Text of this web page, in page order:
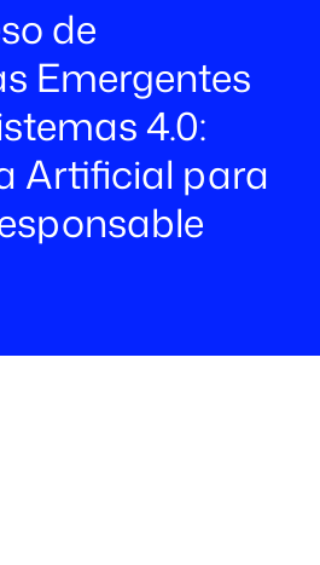
de
Emergentes
4.0:
Artificial para